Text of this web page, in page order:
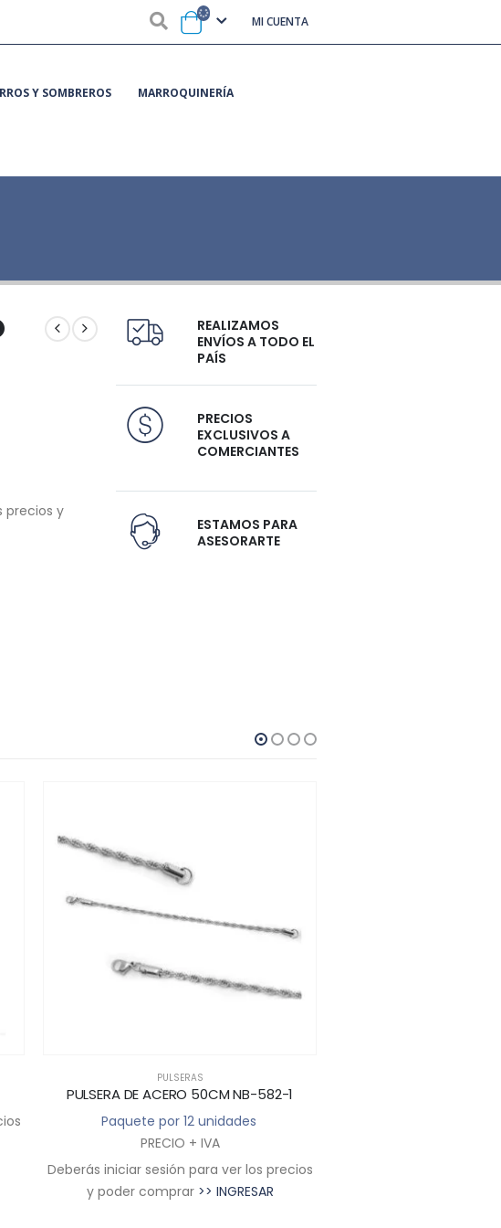
MI CUENTA
Y SOMBREROS MARROQUINERÍA
precios y
REALIZAMOS
ENVÍOS A TODO EL
PAÍS
PRECIOS
EXCLUSIVOS A
COMERCIANTES
ESTAMOS PARA
ASESORARTE
PULSERAS
PULSERA DE ACERO 50CM NB-582-1
Paquete por 12 unidades
PRECIO + IVA
Deberás iniciar sesión para ver los precios
y poder comprar >> INGRESAR